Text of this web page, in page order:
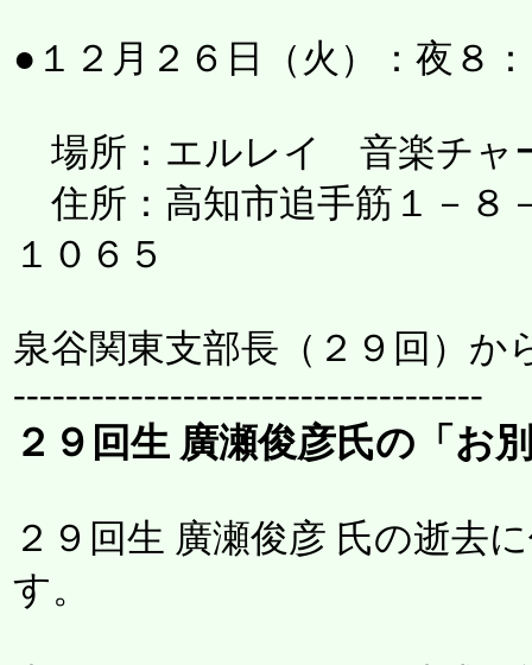
●１２月２６日（火）：夜８
場所：エルレイ 音楽チャ
住所：高知市追手筋１－８
１０６５
泉谷関東支部長（２９回）か
------------------------------------
２９回生 廣瀬俊彦氏の「お
２９回生 廣瀬俊彦 氏の逝去
す。